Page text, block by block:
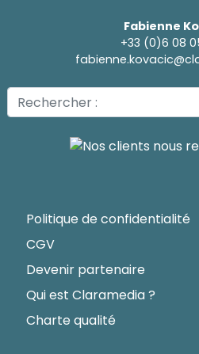
Fabienne
+33 (0)6 08
Politique de confidentialité
CGV
Devenir partenaire
Qui est Claramedia ?
Charte qualité